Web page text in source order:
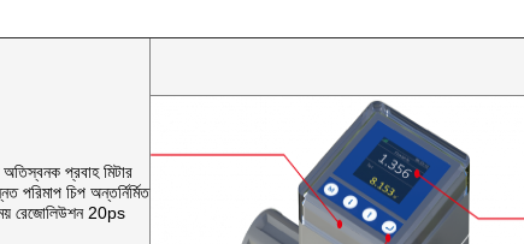
প্রবাহ মিটার
পরিমাপ চিপ অন্তর্নির্মিত
রেজোলিউশন 20ps